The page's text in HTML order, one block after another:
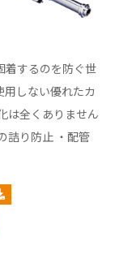
着するのを防ぐ世
用しない優れたカ
は全くありません
詰り防止 ・配管